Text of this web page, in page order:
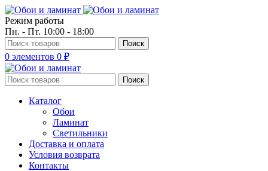
Режим работы
Пн. - Пт. 10:00 - 18:00
Поиск
0 элементов 0 ₽
Поиск
Каталог
Обои
Ламинат
Светильники
Доставка и оплата
Условия возврата
Контакты